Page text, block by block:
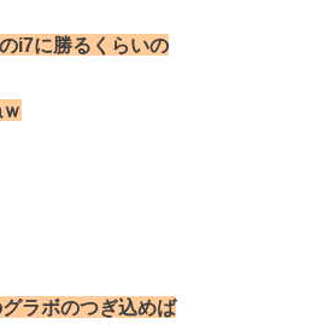
i7に勝るくらいの
ラボのつぎ込めば